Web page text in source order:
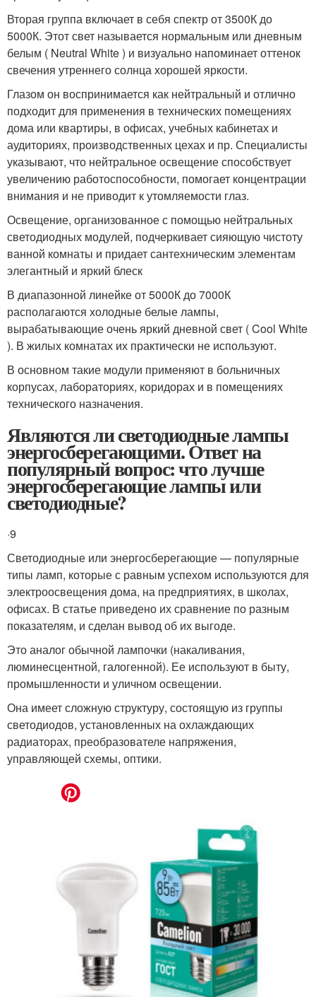
Вторая группа включает в себя спектр от 3500К до
5000К. Этот свет называется нормальным или дневным
белым ( Neutral White ) и визуально напоминает оттенок
свечения утреннего солнца хорошей яркости.
Глазом он воспринимается как нейтральный и отлично
подходит для применения в технических помещениях
дома или квартиры, в офисах, учебных кабинетах и
аудиториях, производственных цехах и пр. Специалисты
указывают, что нейтральное освещение способствует
увеличению работоспособности, помогает концентрации
внимания и не приводит к утомляемости глаз.
Освещение, организованное с помощью нейтральных
светодиодных модулей, подчеркивает сияющую чистоту
ванной комнаты и придает сантехническим элементам
элегантный и яркий блеск
В диапазонной линейке от 5000К до 7000К
располагаются холодные белые лампы,
вырабатывающие очень яркий дневной свет ( Cool White
). В жилых комнатах их практически не используют.
В основном такие модули применяют в больничных
корпусах, лабораториях, коридорах и в помещениях
технического назначения.
Являются ли светодиодные лампы
энергосберегающими. Ответ на
популярный вопрос: что лучше
энергосберегающие лампы или
светодиодные?
·9
Светодиодные или энергосберегающие — популярные
типы ламп, которые с равным успехом используются для
электроосвещения дома, на предприятиях, в школах,
офисах. В статье приведено их сравнение по разным
показателям, и сделан вывод об их выгоде.
Это аналог обычной лампочки (накаливания,
люминесцентной, галогенной). Ее используют в быту,
промышленности и уличном освещении.
Она имеет сложную структуру, состоящую из группы
светодиодов, установленных на охлаждающих
радиаторах, преобразователе напряжения,
управляющей схемы, оптики.